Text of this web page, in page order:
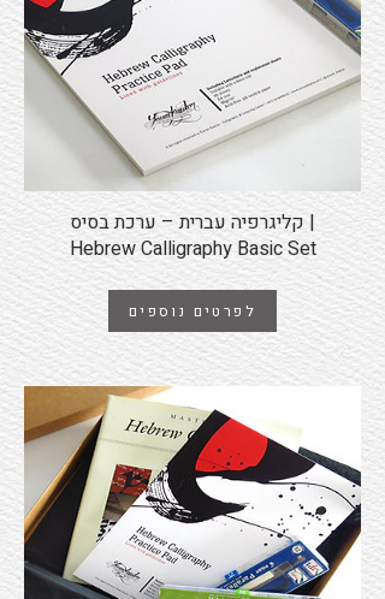
קליגרפיה עברית – ערכת בסיס |
Hebrew Calligraphy Basic Set
לפרטים נוספים